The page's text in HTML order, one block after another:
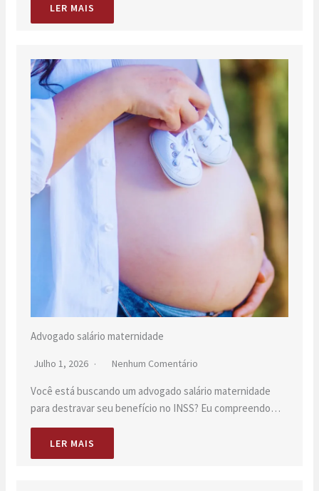
LER MAIS
Advogado salário maternidade
Julho 1, 2026 Nenhum Comentário
Você está buscando um advogado salário maternidade
para destravar seu benefício no INSS? Eu compreendo…
LER MAIS